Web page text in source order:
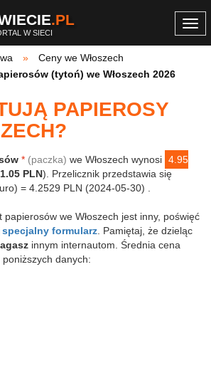
.PL
W SIECI
Ceny we Włoszech
(tytoń) we Włoszech 2026
PAPIEROSY
* (paczka) we Włoszech wynosi 4.95
PLN). Przelicznik przedstawia się
= 4.2529 PLN (2024-05-30) .
we Włoszech jest inny, poświęć
specjalny formularz . Pamiętaj, że dzieląc
innym internautom. Średnia cena
poniższych danych: